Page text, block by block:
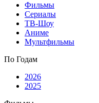
Фильмы
Сериалы
ТВ-Шоу
Аниме
Мультфильмы
По Годам
2026
2025